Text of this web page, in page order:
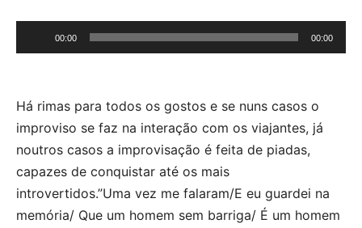
de
00:00 00:00
Há rimas para todos os gostos e se nuns casos o
improviso se faz na interação com os viajantes, já
noutros casos a improvisação é feita de piadas,
capazes de conquistar até os mais
introvertidos.”Uma vez me falaram/E eu guardei na
memória/ Que um homem sem barriga/ É um homem